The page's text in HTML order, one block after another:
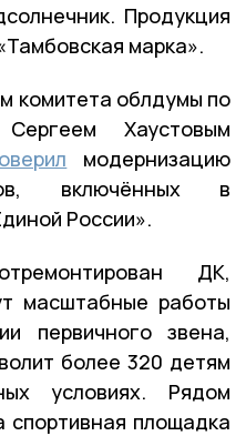
Продукция
марка».
комитета облдумы по
Хаустовым
модернизацию
включённых в
России».
ДК,
масштабные работы
первичного звена,
более 320 детям
условиях. Рядом
площадка